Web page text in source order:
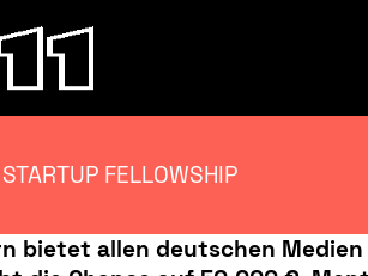
FELLOWSHIP
bietet allen deutschen